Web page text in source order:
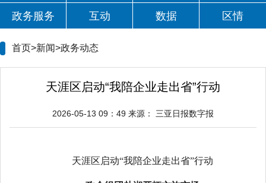
政务服务 互动 数据 区情
首页>新闻>政务动态
天涯区启动“我陪企业走出省”行动
2026-05-13 09：49 来源： 三亚日报数字报
天涯区启动“我陪企业走出省”行动